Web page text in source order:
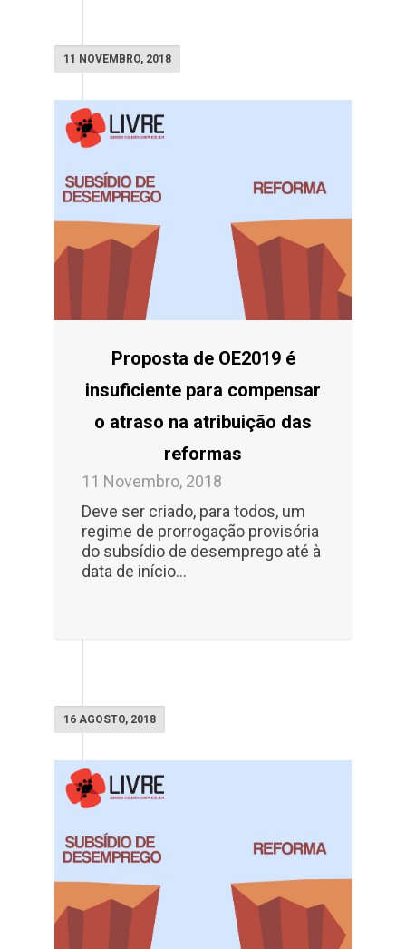
11 NOVEMBRO, 2018
Proposta de OE2019 é
insuficiente para compensar
o atraso na atribuição das
reformas
11 Novembro, 2018
Deve ser criado, para todos, um
regime de prorrogação provisória
do subsídio de desemprego até à
data de início…
16 AGOSTO, 2018